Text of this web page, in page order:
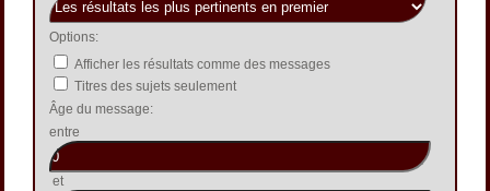
Options:
Afficher les résultats comme des messages
Titres des sujets seulement
Âge du message:
entre
et